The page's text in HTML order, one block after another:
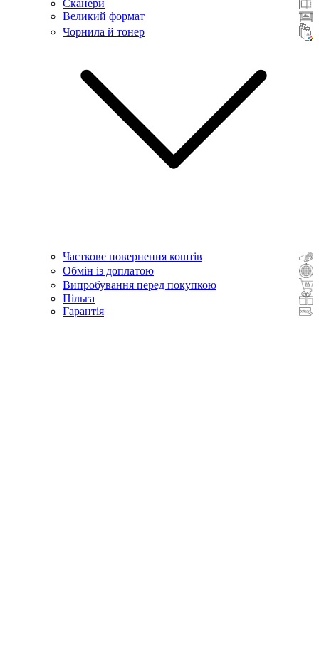
Сканери
Великий формат
Чорнила й тонер
Часткове повернення коштів
Обмін із доплатою
Випробування перед покупкою
Пільга
Гарантія